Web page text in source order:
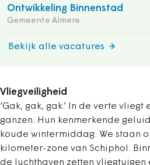
Ontwikkeling Binnenstad
Gemeente Almere
Bekijk alle vacatures
Vliegveiligheid
‘Gak, gak, gak.’ In de verte
ganzen. Hun kenmerkende
koude wintermiddag. We staan
kilometer-zone van Schiphol.
de luchthaven zetten